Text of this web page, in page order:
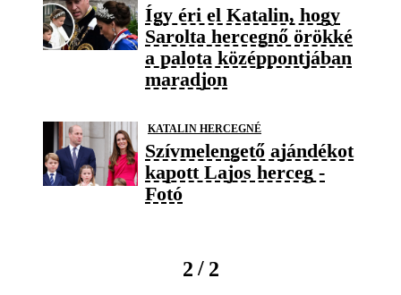
Így éri el Katalin, hogy
Sarolta hercegnő örökké
a palota középpontjában
maradjon
KATALIN HERCEGNÉ
Szívmelengető ajándékot
kapott Lajos herceg -
Fotó
2 / 2